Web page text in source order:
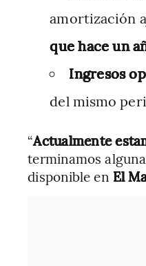
amortización
que hace un
Ingresos
del mismo
“Actualmente
terminamos
disponible en El